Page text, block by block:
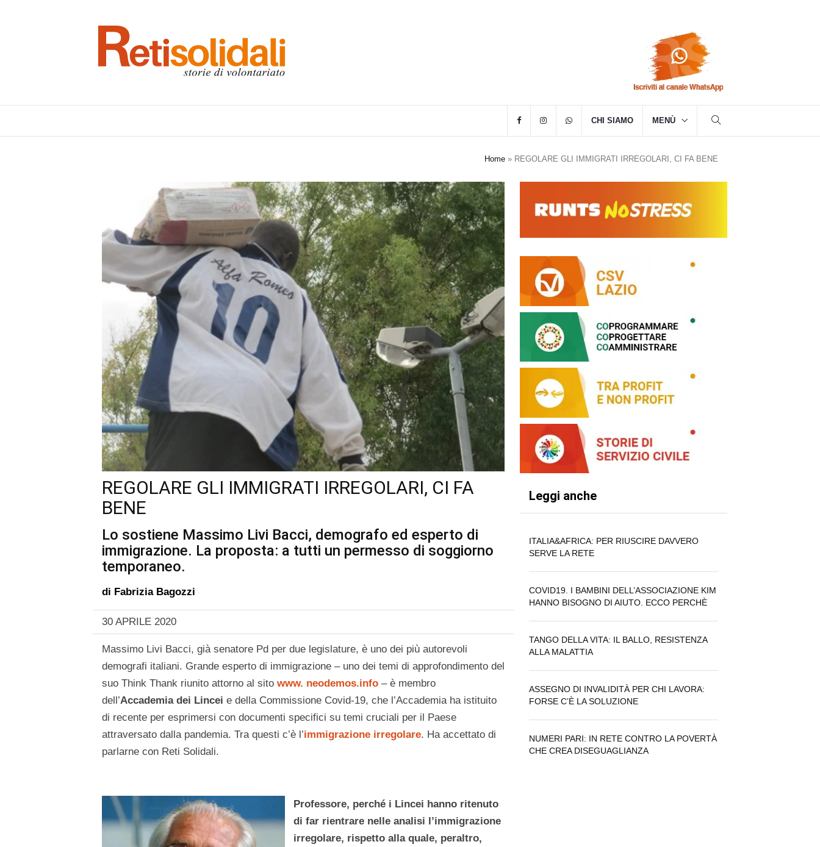
CHI SIAMO MENÙ
Home » REGOLARE GLI IMMIGRATI IRREGOLARI, CI FA BENE
REGOLARE GLI IMMIGRATI IRREGOLARI, CI FA
BENE
Lo sostiene Massimo Livi Bacci, demografo ed esperto di
immigrazione. La proposta: a tutti un permesso di soggiorno
temporaneo.
di Fabrizia Bagozzi
30 APRILE 2020
Massimo Livi Bacci, già senatore Pd per due legislature, è uno dei più autorevoli
demografi italiani. Grande esperto di immigrazione – uno dei temi di approfondimento del
suo Think Thank riunito attorno al sito www. neodemos.info – è membro
dell’Accademia dei Lincei e della Commissione Covid-19, che l’Accademia ha istituito
di recente per esprimersi con documenti specifici su temi cruciali per il Paese
attraversato dalla pandemia. Tra questi c’è l’immigrazione irregolare. Ha accettato di
parlarne con Reti Solidali.
Professore, perché i Lincei hanno ritenuto
di far rientrare nelle analisi l’immigrazione
irregolare, rispetto alla quale, peraltro,
Leggi anche
ITALIA&AFRICA: PER RIUSCIRE DAVVERO
SERVE LA RETE
COVID19. I BAMBINI DELL’ASSOCIAZIONE KIM
HANNO BISOGNO DI AIUTO. ECCO PERCHÈ
TANGO DELLA VITA: IL BALLO, RESISTENZA
ALLA MALATTIA
ASSEGNO DI INVALIDITÀ PER CHI LAVORA:
FORSE C’È LA SOLUZIONE
NUMERI PARI: IN RETE CONTRO LA POVERTÀ
CHE CREA DISEGUAGLIANZA